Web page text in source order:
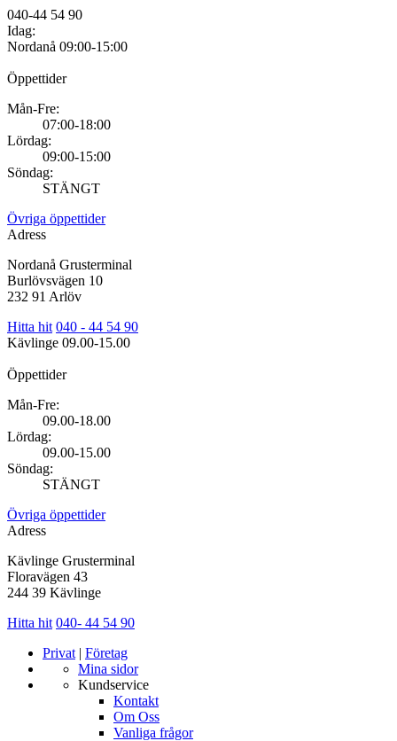
040-44 54 90
Idag:
Nordanå 09:00-15:00
Öppettider
Mån-Fre:
07:00-18:00
Lördag:
09:00-15:00
Söndag:
STÄNGT
Övriga öppettider
Adress
Nordanå Grusterminal
Burlövsvägen 10
232 91 Arlöv
Hitta hit 040 - 44 54 90
Kävlinge 09.00-15.00
Öppettider
Mån-Fre:
09.00-18.00
Lördag:
09.00-15.00
Söndag:
STÄNGT
Övriga öppettider
Adress
Kävlinge Grusterminal
Floravägen 43
244 39 Kävlinge
Hitta hit 040- 44 54 90
Privat | Företag
Mina sidor
Kundservice
Kontakt
Om Oss
Vanliga frågor